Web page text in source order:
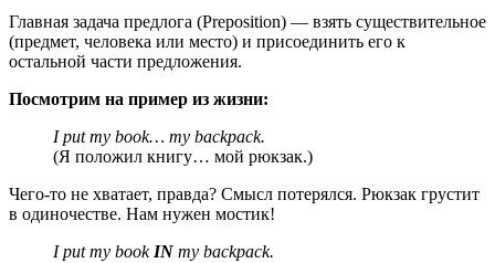
Главная задача предлога (Preposition) — взять существительное
(предмет, человека или место) и присоединить его к
остальной части предложения.
Посмотрим на пример из жизни:
I put my book… my backpack.
(Я положил книгу… мой рюкзак.)
Чего-то не хватает, правда? Смысл потерялся. Рюкзак грустит
в одиночестве. Нам нужен мостик!
I put my bookIN my backpack.